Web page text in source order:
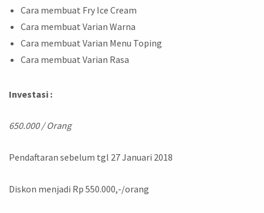
Cara membuat Fry Ice Cream
Cara membuat Varian Warna
Cara membuat Varian Menu Toping
Cara membuat Varian Rasa
Investasi :
650.000 / Orang
Pendaftaran sebelum tgl 27 Januari 2018
Diskon menjadi Rp 550.000,-/orang